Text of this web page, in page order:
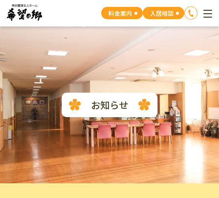
料金案内 入居相談
お知らせ